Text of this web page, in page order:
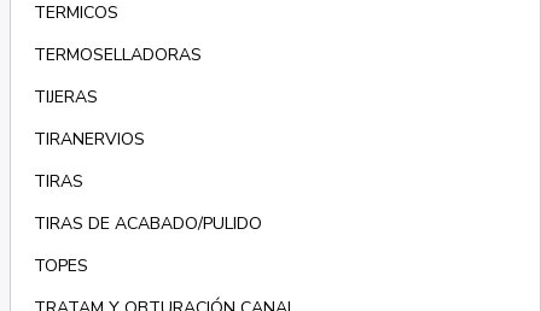
TERMICOS
TERMOSELLADORAS
TIJERAS
TIRANERVIOS
TIRAS
TIRAS DE ACABADO/PULIDO
TOPES